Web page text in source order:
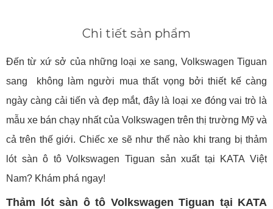
Chi tiết sản phẩm
Đến từ xứ sở của những loại xe sang, Volkswagen Tiguan
sang không làm người mua thất vọng bởi thiết kế càng
ngày càng cải tiến và đẹp mắt, đây là loại xe đóng vai trò là
mẫu xe bán chạy nhất của Volkswagen trên thị trường Mỹ và
cả trên thế giới. Chiếc xe sẽ như thế nào khi trang bị thảm
lót sàn ô tô Volkswagen Tiguan sản xuất tại KATA Việt
Nam? Khám phá ngay!
Thảm lót sàn ô tô Volkswagen Tiguan tại KATA